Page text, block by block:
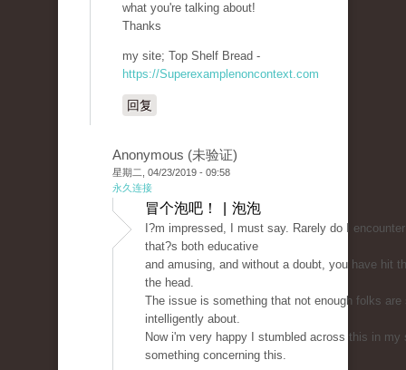
what you're talking about!
Thanks
my site; Top Shelf Bread -
https://Superexamplenoncontext.com
回复
Anonymous (未验证)
星期二, 04/23/2019 - 09:58
永久连接
冒个泡吧！ | 泡泡
I?m impressed, I must say. Rarely do I
that?s both educative
and amusing, and without a doubt, you have hit
the head.
The issue is something that not enough folks are
intelligently about.
Now i'm very happy I stumbled across this in my
something concerning this.